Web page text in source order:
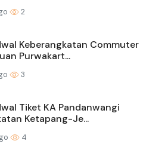
2
Keberangkatan Commuter
Purwakart...
3
Tiket KA Pandanwangi
Ketapang-Je...
4